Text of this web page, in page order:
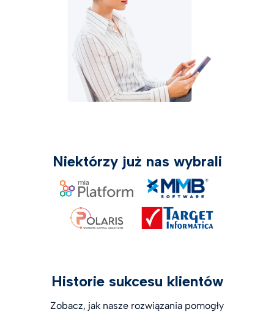
Niektórzy już nas wybrali
Historie sukcesu klientów
Zobacz, jak nasze rozwiązania pomogły